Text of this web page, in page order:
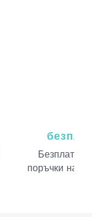
Безплатна
поръчки над